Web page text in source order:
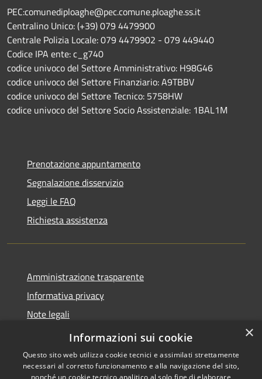
PEC:comunediploaghe@pec.comune.ploaghe.ss.it
Centralino Unico: (+39) 079 4479900
Centrale Polizia Locale: 079 4479902 - 079 449440
Codice IPA ente: c_g740
codice univoco del Settore Amministrativo: H98G46
codice univoco del Settore Finanziario: A9TBBV
codice univoco del Settore Tecnico: 5758HW
codice univoco del Settore Socio Assistenziale: 1BAL1M
Prenotazione appuntamento
Segnalazione disservizio
Leggi le FAQ
Richiesta assistenza
Amministrazione trasparente
Informativa privacy
Note legali
Dichiarazione di accessibilità
×
Informazioni sui cookie
Questo sito web utilizza cookie tecnici e assimilati strettamente
necessari al corretto funzionamento e alla navigazione del sito,
nonché un cookie tecnico analitico al solo fine di elaborare